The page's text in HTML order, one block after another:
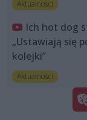
Aktualności
Ich hot dog
„Ustawiają się
kolejki”
Aktualności